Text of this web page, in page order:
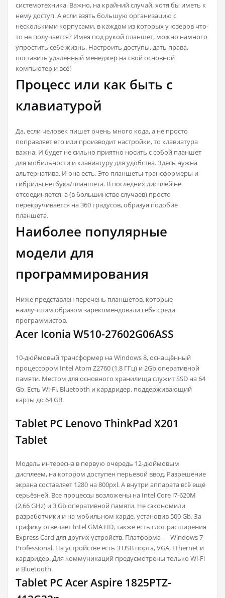
системотехника. Важно, на крайний случай, хотя бы иметь к
нему доступ. А если взять большую организацию с
несколькими корпусами, в каждом из которых у юзеров что-
то не получается? Имея под рукой планшет, можно намного
упростить себе жизнь. Настроить доступы, дать права,
поставить удалённый менеджер на свой основной
компьютер и всё!
Процесс или как быть с
клавиатурой
Да, если человек пишет очень много кода, а не просто
поправляет его или производит настройки, то клавиатура
важна. И будет не сильно приятно носить с собой планшет
для мобильности и клавиатуру для удобства. Здесь нужна
альтернатива. И она есть. Это планшеты-трансформеры и
гибриды нетбука/планшета. В последних дисплей не
отсоединяется, а (в большинстве случаев) просто
перекручивается на 360 градусов, образуя подобие
планшета.
Наиболее популярные
модели для
программирования
Ниже представлен перечень планшетов, которые
наилучшим образом зарекомендовали себя среди
программистов.
Acer Iconia W510-27602G06ASS
10-дюймовый трансформер на Windows 8, оснащённый
процессором Intel Atom Z2760 (1.8 ГГц) и 2Gb оперативной
памяти. Местом для основного хранилища служит SSD на 64
Gb. Есть Wi-Fi, Bluetooth и кардридер, поддерживающий
карты до 64 GB.
Tablet PC Lenovo ThinkPad X201
Tablet
Модель интересна в первую очередь 12-дюймовым
дисплеем, на котором доступен перьевой ввод. Разрешение
экрана составляет 1280 на 800pxl. А внутри аппарата всё ещё
серьёзней. Все процессы возложены на Intel Core i7-620M
(2,66 GHz) и 3 Gb оперативной памяти. Не сэкономили
разработчики и на мобильном харде, установив 500 Gb. За
графику отвечает Intel GMA HD, также есть слот расширения
Express Card для других устройств. Платформа — Windows 7
Professional. На устройстве есть 3 USB порта, VGA, Ethernet и
кардридер. Для коммуникаций предусмотрены только Wi-Fi
и Bluetooth.
Tablet PC Acer Aspire 1825PTZ-